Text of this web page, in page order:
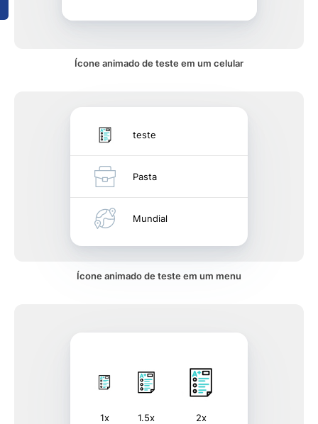
Ícone animado de teste em um celular
teste
Pasta
Mundial
Ícone animado de teste em um menu
1x 1.5x 2x